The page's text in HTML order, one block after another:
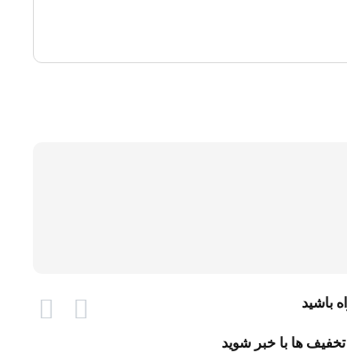
باشید
تخفیف ها با خبر شوید